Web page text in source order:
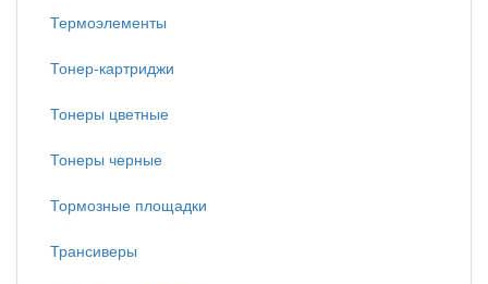
Термоэлементы
Тонер-картриджи
Тонеры цветные
Тонеры черные
Тормозные площадки
Трансиверы